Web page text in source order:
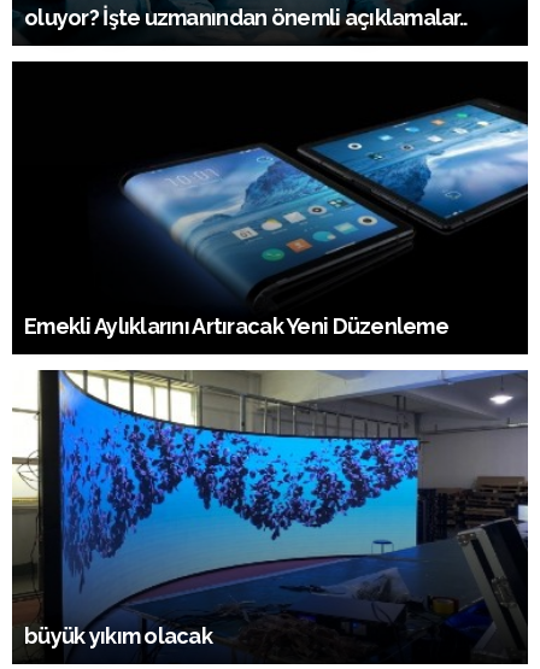
oluyor? İşte uzmanından önemli açıklamalar..
Emekli Aylıklarını Artıracak Yeni Düzenleme
büyük yıkım olacak